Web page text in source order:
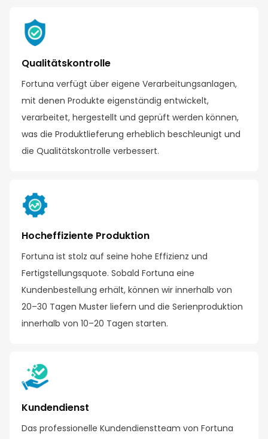
Qualitätskontrolle
Fortuna verfügt über eigene Verarbeitungsanlagen,
mit denen Produkte eigenständig entwickelt,
verarbeitet, hergestellt und geprüft werden können,
was die Produktlieferung erheblich beschleunigt und
die Qualitätskontrolle verbessert.
Hocheffiziente Produktion
Fortuna ist stolz auf seine hohe Effizienz und
Fertigstellungsquote. Sobald Fortuna eine
Kundenbestellung erhält, können wir innerhalb von
20–30 Tagen Muster liefern und die Serienproduktion
innerhalb von 10–20 Tagen starten.
Kundendienst
Das professionelle Kundendienstteam von Fortuna